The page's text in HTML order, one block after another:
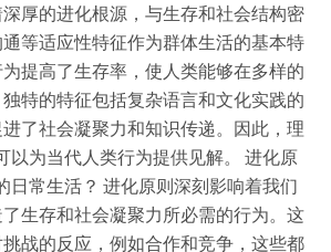
厚的进化根源，与生存和社会结构密
等适应性特征作为群体生活的基本特
提高了生存率，使人类能够在多样的
特的特征包括复杂语言和文化实践的
了社会凝聚力和知识传递。因此，理
以为当代人类行为提供见解。 进化原
日常生活？ 进化原则深刻影响着我们
生存和社会凝聚力所必需的行为。这
战的反应，例如合作和竞争，这些都